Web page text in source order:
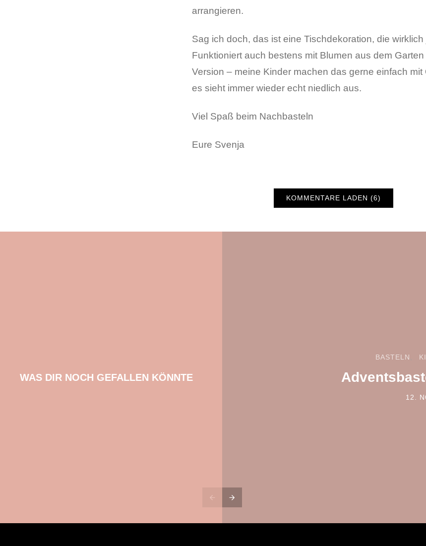
arrangieren.
Sag ich doch, das ist eine Tischdekoration, die
Funktioniert auch bestens mit Blumen aus dem
Version – meine Kinder machen das gerne einfach
es sieht immer wieder echt niedlich aus.
Viel Spaß beim Nachbasteln
Eure Svenja
KOMMENTARE LADEN (6)
WAS DIR NOCH GEFALLEN KÖNNTE
BASTELN
12.